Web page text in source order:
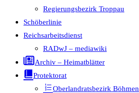
Regierungsbezirk Troppau
Schöberlinie
Reichsarbeitsdienst
RADwJ – mediawiki
Archiv – Heimatblätter
Protektorat
Oberlandratsbezirk Böhmen